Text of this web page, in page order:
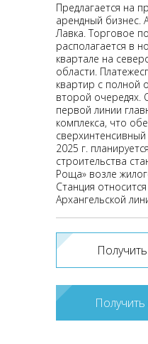
Предлагается на
арендный бизнес.
Лавка. Торговое
располагается в
квартале на
области.
квартир с полной
второй очередях.
первой линии
комплекса, что
2025 г.
строительства
Роща» возле
Станция
Архангельской